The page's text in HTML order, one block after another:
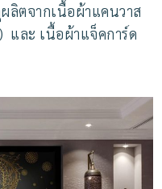
ลิตจากเนื้อผ้าแคนวาส
และ เนื้อผ้าแจ็คการ์ด